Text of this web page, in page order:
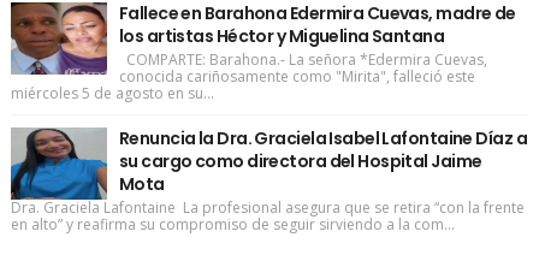
Fallece en Barahona Edermira Cuevas, madre de
los artistas Héctor y Miguelina Santana
COMPARTE: Barahona.- La señora *Edermira Cuevas,
conocida cariñosamente como "Mirita", falleció este
miércoles 5 de agosto en su...
Renuncia la Dra. Graciela Isabel Lafontaine Díaz a
su cargo como directora del Hospital Jaime
Mota
Dra. Graciela Lafontaine La profesional asegura que se retira “con la frente
en alto” y reafirma su compromiso de seguir sirviendo a la com...